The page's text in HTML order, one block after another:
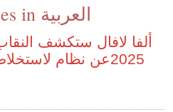
Latest press releases in العربية
ألفا لافال ستكشف
2025عن نظام